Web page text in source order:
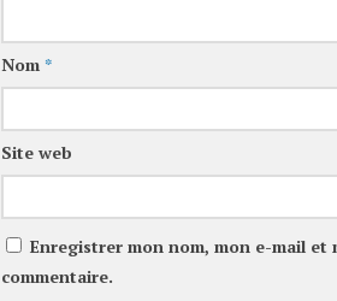
Nom *
Site web
Enregistrer mon nom, mon e-mail
commentaire.